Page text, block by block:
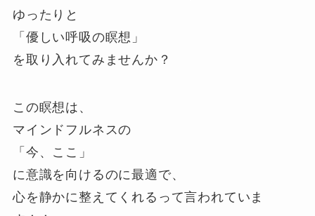
ゆったりと
「優しい呼吸の瞑想」
を取り入れてみませんか？
この瞑想は、
マインドフルネスの
「今、ここ」
に意識を向けるのに最適で、
心を静かに整えてくれるって言われていま